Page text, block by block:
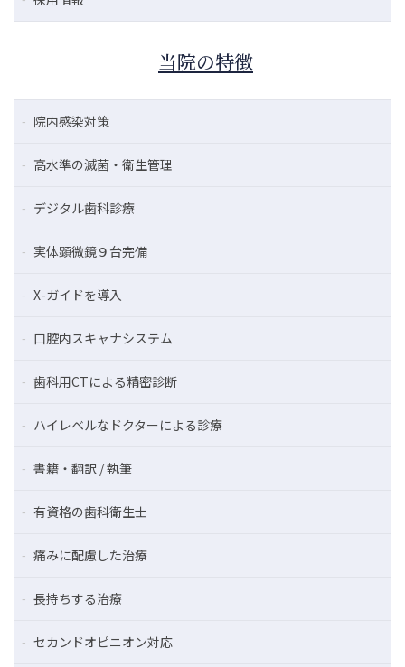
当院の特徴
院内感染対策
高水準の滅菌・衛生管理
デジタル歯科診療
実体顕微鏡９台完備
X-ガイドを導入
口腔内スキャナシステム
歯科用CTによる精密診断
ハイレベルなドクターによる診療
書籍・翻訳 / 執筆
有資格の歯科衛生士
痛みに配慮した治療
長持ちする治療
セカンドオピニオン対応